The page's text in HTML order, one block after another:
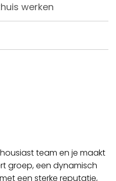
werken
team en je maakt
groep, een dynamisch
een sterke reputatie,